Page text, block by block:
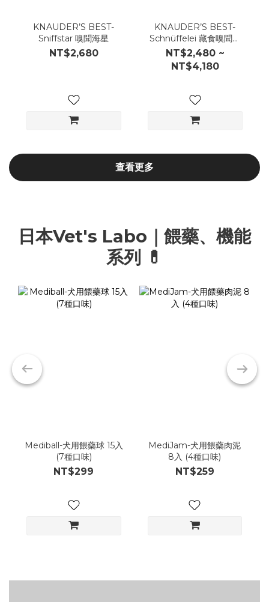
KNAUDER’S BEST-
Sniffstar 嗅聞海星
NT$2,680
KNAUDER’S BEST-
Schnüffelei 藏食嗅聞寶
貝蛋
NT$2,480 ~
NT$4,180
查看更多
日本Vet's Labo｜餵藥、機能
系列 💊
Mediball-犬用餵藥球 15入
(7種口味)
NT$299
MediJam-犬用餵藥肉泥
8入 (4種口味)
NT$259